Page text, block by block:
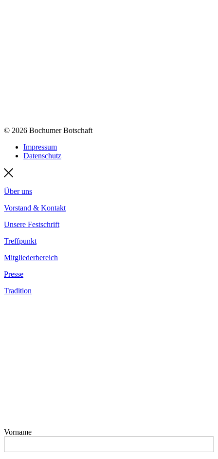
© 2026 Bochumer Botschaft
Impressum
Datenschutz
Über uns
Vorstand & Kontakt
Unsere Festschrift
Treffpunkt
Mitgliederbereich
Presse
Tradition
Vorname